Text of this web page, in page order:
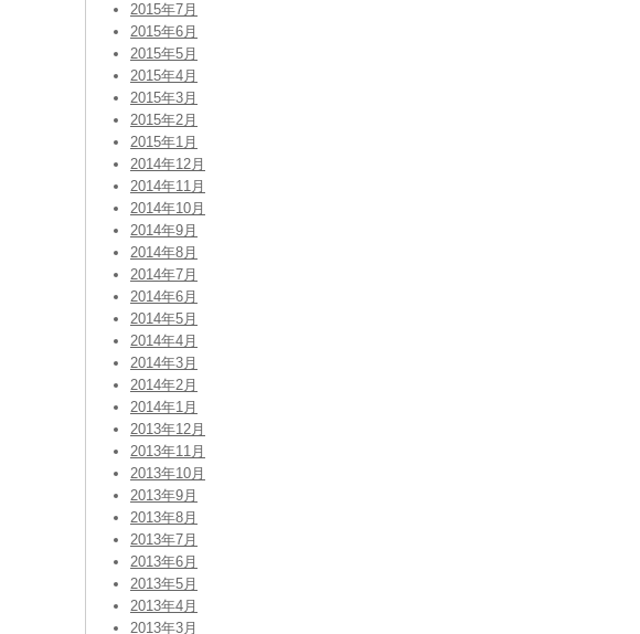
2015年7月
2015年6月
2015年5月
2015年4月
2015年3月
2015年2月
2015年1月
2014年12月
2014年11月
2014年10月
2014年9月
2014年8月
2014年7月
2014年6月
2014年5月
2014年4月
2014年3月
2014年2月
2014年1月
2013年12月
2013年11月
2013年10月
2013年9月
2013年8月
2013年7月
2013年6月
2013年5月
2013年4月
2013年3月